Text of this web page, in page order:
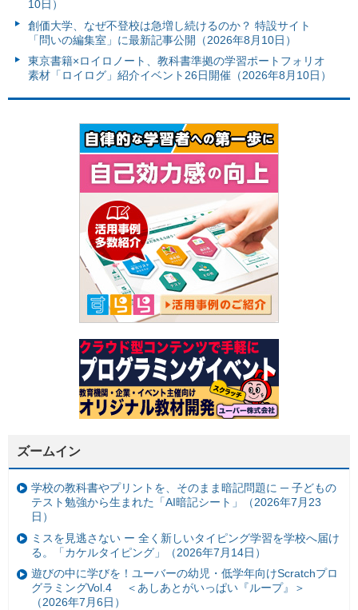
10日）
創価大学、なぜ不登校は急増し続けるのか？ 特設サイト
「問いの編集室」に最新記事公開（2026年8月10日）
東京書籍×ロイロノート、教科書準拠の学習ポートフォリオ
素材「ロイログ」紹介イベント26日開催（2026年8月10日）
ズームイン
学校の教科書やプリントを、そのまま暗記問題に ─ 子どもの
テスト勉強から生まれた「AI暗記シート」（2026年7月23
日）
ミスを見逃さない ー 全く新しいタイピング学習を学校へ届け
る。「カケルタイピング」（2026年7月14日）
遊びの中に学びを！ユーバーの幼児・低学年向けScratchプロ
グラミングVol.4 ＜あしあとがいっぱい『ループ』＞
（2026年7月6日）